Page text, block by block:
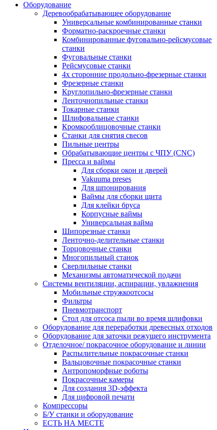
Оборудование
Деревообрабатывающее оборудование
Универсальные комбинированные станки
Форматно-раскроечные станки
Комбинированные фуговально-рейсмусовые
станки
Фуговальные станки
Рейсмусовые станки
4х сторонние продольно-фрезерные станки
Фрезерные станки
Круглопильно-фрезерные станки
Ленточнопильные станки
Токарные станки
Шлифовальные станки
Кромкооблицовочные станки
Станки для снятия свесов
Пильные центры
Обрабатывающие центры с ЧПУ (CNC)
Пресса и ваймы
Для сборки окон и дверей
Vakuuma preses
Для шпонирования
Ваймы для сборки щита
Для клейки бруса
Корпусные ваймы
Универсальная вайма
Шипорезные станки
Ленточно-делительные станки
Торцовочные станки
Многопильный станок
Сверлильные станки
Механизмы автоматической подачи
Системы вентиляции, аспирации, увлажнения
Мобильные стружкоотсосы
Фильтры
Пневмотранспорт
Стол для отсоса пыли во время шлифовки
Оборудование для переработки древесных отходов
Оборудование для заточки режущего инструмента
Отделочное/ покрасочное оборудование и линии
Распылительные покрасочные станки
Вальцовочные покрасочные станки
Антропоморфные роботы
Покрасочные камеры
Для создания 3D-эффекта
Для цифровой печати
Компрессоры
Б/У станки и оборудование
ЕСТЬ НА МЕСТЕ